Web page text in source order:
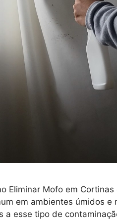
Eliminar Mofo em
em ambientes úmidos
a esse tipo de